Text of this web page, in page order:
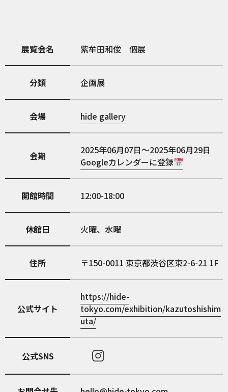
展覧会名 紫牟田和俊 個展
分類 企画展
会場 hide gallery
会期
2025年06月07日～2025年06月29日
Googleカレンダーに登録
開館時間 12:00-18:00
休館日 火曜、水曜
住所 150-0011 東京都渋谷区東2-6-21 1F
公式サイト
https://hide-
tokyo.com/exhibition/kazutoshishim
uta/
公式SNS